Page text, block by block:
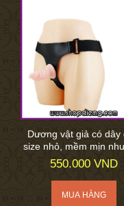
Dương vật giả có dây
size nhỏ, mềm mịn
550.000 VND